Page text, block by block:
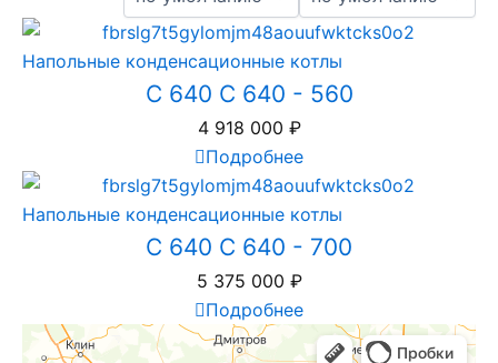
Напольные конденсационные котлы
C 640 С 640 - 560
4 918 000 ₽
Подробнее
Напольные конденсационные котлы
C 640 С 640 - 700
5 375 000 ₽
Подробнее